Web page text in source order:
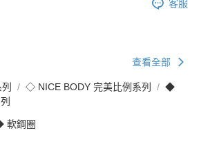
客服
查看全部
◇ NICE BODY 完美比例系列
◆
軟鋼圈